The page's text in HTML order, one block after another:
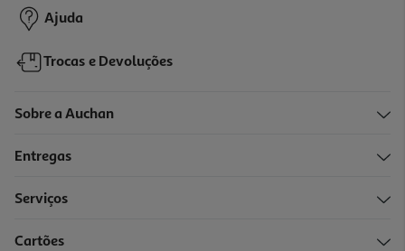
Ajuda
Trocas e Devoluções
Sobre a Auchan
Entregas
Serviços
Cartões